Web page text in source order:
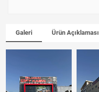
Galeri Ürün Açıklaması